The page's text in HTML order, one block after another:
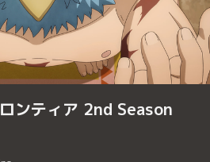
ンティア 2nd Season